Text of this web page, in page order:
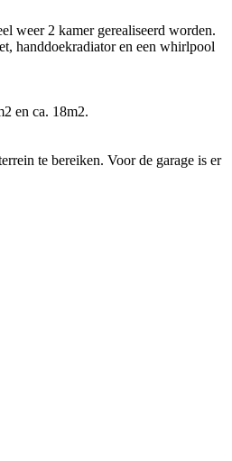
weer 2 kamer gerealiseerd worden.
handdoekradiator en een whirlpool
en ca. 18m2.
te bereiken. Voor de garage is er